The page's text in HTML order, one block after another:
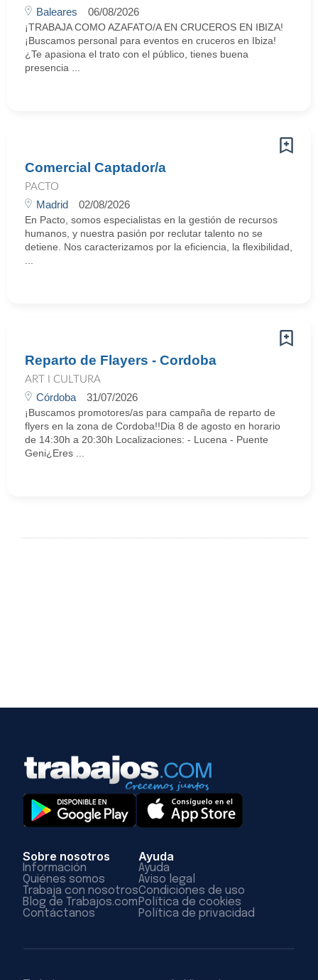
Baleares 06/08/2026
¡TRABAJA COMO AZAFATO/A EN CRUCEROS EN IBIZA!
¡Buscamos personal para eventos en cruceros en Ibiza!
¿Te apasiona el trato con el público, tienes buena
presencia ...
Comercial Captador/a
PACTO
Madrid 02/08/2026
En Pacto, somos especialistas en la gestión de recursos
humanos, y nuestra pasión por reclutar talento no se
detiene. Nos caracterizamos por la eficiencia, la flexibilidad,
Reparto de Flayers - Cordoba
ART I CULTURA
Córdoba 31/07/2026
¡Buscamos promotores/as para campaña de reparto de
flyers en la zona de Cordoba!!Dia 8 de agosto en horario
de 14:30h a 20:30h Localizaciones: - Lucena - Puente
Geni¿Eres ...
Sobre nosotros
Información
Quiénes somos
Trabaja con nosotros
Blog de Trabajos.com
Contáctanos
Ayuda
Ayuda
Aviso legal
Condiciones de uso
Política de cookies
Política de privacidad